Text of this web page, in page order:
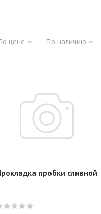
цене По наличию
пробки сливной